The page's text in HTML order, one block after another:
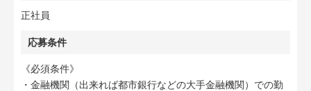
正社員
応募条件
《必須条件》
・金融機関（出来れば都市銀行などの大手金融機関）での勤